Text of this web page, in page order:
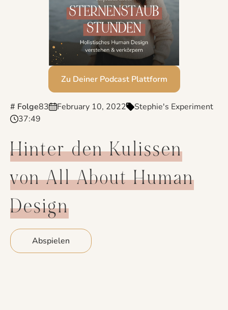
Zu Deiner Podcast Plattform
# Folge83 February 10, 2022
Stephie's Experiment
37:49
Hinter den Kulissen
von All About Human
Design
Abspielen